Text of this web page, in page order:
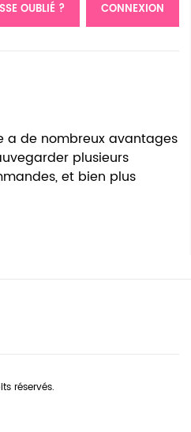
CONNEXION
OUBLIÉ ?
a de nombreux avantages
plusieurs
et bien plus
réservés.